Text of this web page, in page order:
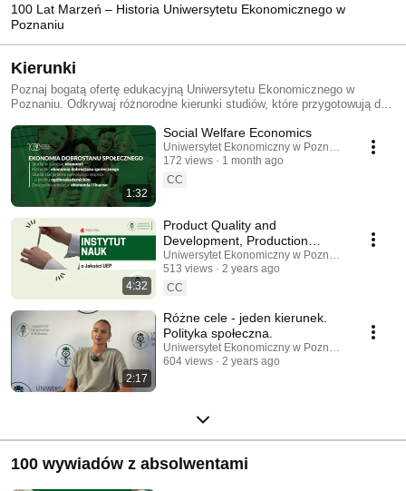
100 Lat Marzeń – Historia Uniwersytetu Ekonomicznego w
Poznaniu
Kierunki
Poznaj bogatą ofertę edukacyjną Uniwersytetu Ekonomicznego w
Poznaniu. Odkrywaj różnorodne kierunki studiów, które przygotowują do
playliście przedstawia inny kierunek, ukazując jego specyfikę, unikalne
#KierunkiUEP #Studia #UEP #Edukacja #Ekonomia #Biznes #Poznań
#Rekrutacja #PolitykaSpołeczna #SpołecznaOdpowiedzialnośćBiznesu
#KomunikacjaSpołeczna #Socjologia #ZabezpieczeniaSpołeczne
#Psychologia #ZachowaniaKonsumentów możliwości rozwoju oraz
praktyczne podejście do nauki. Dołącz do społeczności UEP i wybierz
ścieżkę edukacyjną dostosowaną do Twoich zainteresowań i aspiracji
zawodowych.
1:32
Social Welfare Economics
Uniwersytet Ekonomiczny w Poznaniu
172 views
1 month ago
CC
4:32
Product Quality and
Development, Production
Management and Engineering,
and Product Design and Co...
Uniwersytet Ekonomiczny w Poznaniu
513 views
2 years ago
CC
2:17
Różne cele - jeden kierunek.
Polityka społeczna.
Uniwersytet Ekonomiczny w Poznaniu
604 views
2 years ago
100 wywiadów z absolwentami